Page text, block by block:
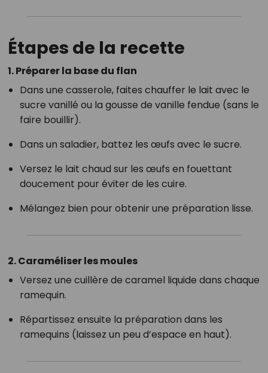
Étapes de la recette
1. Préparer la base du flan
Dans une casserole, faites chauffer le lait avec le
sucre vanillé ou la gousse de vanille fendue (sans le
faire bouillir).
Dans un saladier, battez les œufs avec le sucre.
Versez le lait chaud sur les œufs en fouettant
doucement pour éviter de les cuire.
Mélangez bien pour obtenir une préparation lisse.
2. Caraméliser les moules
Versez une cuillère de caramel liquide dans chaque
ramequin.
Répartissez ensuite la préparation dans les
ramequins (laissez un peu d’espace en haut).